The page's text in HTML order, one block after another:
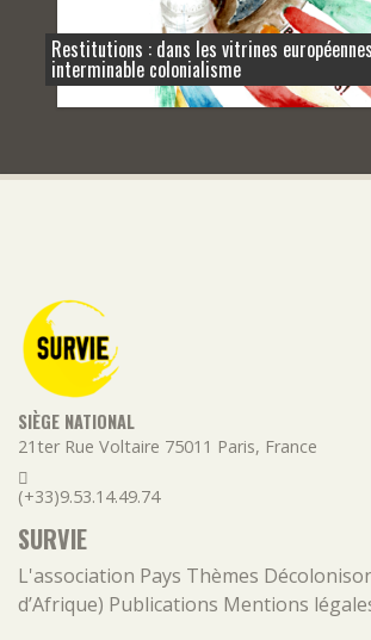
Restitutions : dans les vitrines
interminable colonialisme
SIÈGE NATIONAL
21ter Rue Voltaire 75011 Paris, France
(+33)9.53.14.49.74
SURVIE
L'association Pays Thèmes
d’Afrique) Publications Mentions